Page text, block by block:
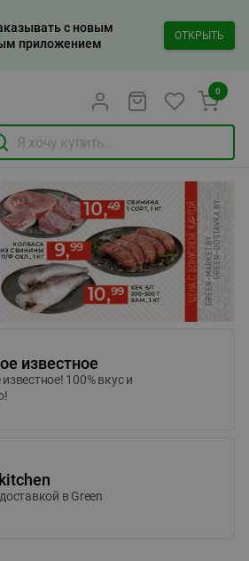
с новым
приложением
ОТКРЫТЬ
0
известное
100% вкус и
в Green